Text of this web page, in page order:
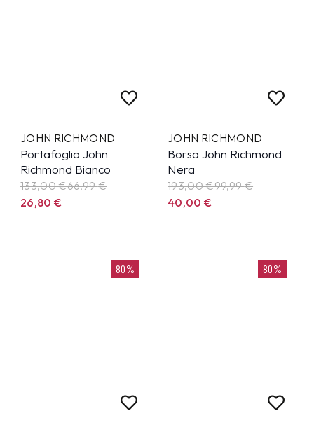
JOHN RICHMOND
Portafoglio John
Richmond Bianco
133,00 €66,99€
26,80€
JOHN RICHMOND
Borsa John Richmond
Nera
193,00 €99,99€
40,00€
80% 80%